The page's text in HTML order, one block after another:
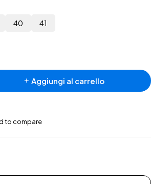
40 41
Aggiungi al carrello
to compare